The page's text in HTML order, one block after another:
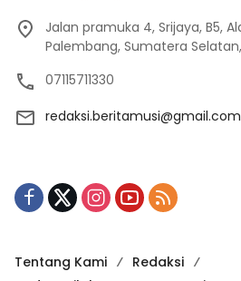
Jalan pramuka 4, Srijaya, B5,
Palembang, Sumatera Selatan,
07115711330
redaksi.beritamusi@gmail.com
Tentang Kami
Redaksi